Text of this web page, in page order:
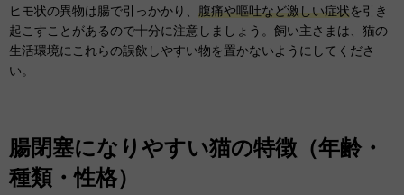
ヒモ状の異物は腸で引っかかり、 腹痛や嘔吐など激しい症状を引き
起こすことがあるので十分に注意しましょう。飼い主さまは、猫の
生活環境にこれらの誤飲しやすい物を置かないようにしてくださ
い。
腸閉塞になりやすい猫の特徴（年齢・
種類・性格）